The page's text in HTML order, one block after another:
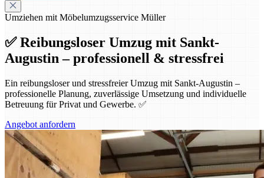
Umziehen mit Möbelumzugsservice Müller
✅ Reibungsloser Umzug mit Sankt-
Augustin – professionell & stressfrei
Ein reibungsloser und stressfreier Umzug mit Sankt-Augustin –
professionelle Planung, zuverlässige Umsetzung und individuelle
Betreuung für Privat und Gewerbe. ✅
Angebot anfordern